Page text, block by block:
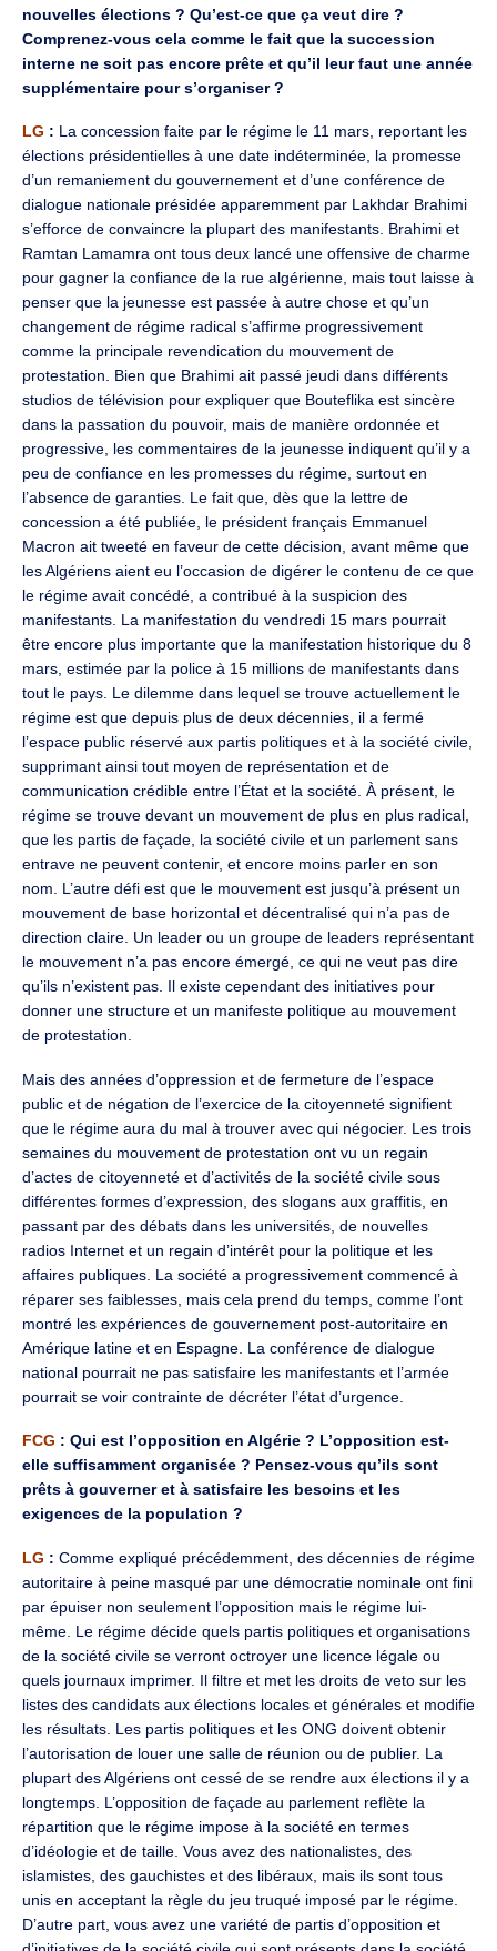
nouvelles élections ? Qu’est-ce que ça veut dire ?
Comprenez-vous cela comme le fait que la succession
interne ne soit pas encore prête et qu’il leur faut une année
supplémentaire pour s’organiser ?
LG : La concession faite par le régime le 11 mars, reportant les
élections présidentielles à une date indéterminée, la promesse
d’un remaniement du gouvernement et d’une conférence de
dialogue nationale présidée apparemment par Lakhdar Brahimi
s’efforce de convaincre la plupart des manifestants. Brahimi et
Ramtan Lamamra ont tous deux lancé une offensive de charme
pour gagner la confiance de la rue algérienne, mais tout laisse à
penser que la jeunesse est passée à autre chose et qu’un
changement de régime radical s’affirme progressivement
comme la principale revendication du mouvement de
protestation. Bien que Brahimi ait passé jeudi dans différents
studios de télévision pour expliquer que Bouteflika est sincère
dans la passation du pouvoir, mais de manière ordonnée et
progressive, les commentaires de la jeunesse indiquent qu’il y a
peu de confiance en les promesses du régime, surtout en
l’absence de garanties. Le fait que, dès que la lettre de
concession a été publiée, le président français Emmanuel
Macron ait tweeté en faveur de cette décision, avant même que
les Algériens aient eu l’occasion de digérer le contenu de ce que
le régime avait concédé, a contribué à la suspicion des
manifestants. La manifestation du vendredi 15 mars pourrait
être encore plus importante que la manifestation historique du 8
mars, estimée par la police à 15 millions de manifestants dans
tout le pays. Le dilemme dans lequel se trouve actuellement le
régime est que depuis plus de deux décennies, il a fermé
l’espace public réservé aux partis politiques et à la société civile,
supprimant ainsi tout moyen de représentation et de
communication crédible entre l’État et la société. À présent, le
régime se trouve devant un mouvement de plus en plus radical,
que les partis de façade, la société civile et un parlement sans
entrave ne peuvent contenir, et encore moins parler en son
nom. L’autre défi est que le mouvement est jusqu’à présent un
mouvement de base horizontal et décentralisé qui n’a pas de
direction claire. Un leader ou un groupe de leaders représentant
le mouvement n’a pas encore émergé, ce qui ne veut pas dire
qu’ils n’existent pas. Il existe cependant des initiatives pour
donner une structure et un manifeste politique au mouvement
de protestation.
Mais des années d’oppression et de fermeture de l’espace
public et de négation de l’exercice de la citoyenneté signifient
que le régime aura du mal à trouver avec qui négocier. Les trois
semaines du mouvement de protestation ont vu un regain
d’actes de citoyenneté et d’activités de la société civile sous
différentes formes d’expression, des slogans aux graffitis, en
passant par des débats dans les universités, de nouvelles
radios Internet et un regain d’intérêt pour la politique et les
affaires publiques. La société a progressivement commencé à
réparer ses faiblesses, mais cela prend du temps, comme l’ont
montré les expériences de gouvernement post-autoritaire en
Amérique latine et en Espagne. La conférence de dialogue
national pourrait ne pas satisfaire les manifestants et l’armée
pourrait se voir contrainte de décréter l’état d’urgence.
FCG : Qui est l’opposition en Algérie ? L’opposition est-
elle suffisamment organisée ? Pensez-vous qu’ils sont
prêts à gouverner et à satisfaire les besoins et les
exigences de la population ?
LG : Comme expliqué précédemment, des décennies de régime
autoritaire à peine masqué par une démocratie nominale ont fini
par épuiser non seulement l’opposition mais le régime lui-
même. Le régime décide quels partis politiques et organisations
de la société civile se verront octroyer une licence légale ou
quels journaux imprimer. Il filtre et met les droits de veto sur les
listes des candidats aux élections locales et générales et modifie
les résultats. Les partis politiques et les ONG doivent obtenir
l’autorisation de louer une salle de réunion ou de publier. La
plupart des Algériens ont cessé de se rendre aux élections il y a
longtemps. L’opposition de façade au parlement reflète la
répartition que le régime impose à la société en termes
d’idéologie et de taille. Vous avez des nationalistes, des
islamistes, des gauchistes et des libéraux, mais ils sont tous
unis en acceptant la règle du jeu truqué imposé par le régime.
D’autre part, vous avez une variété de partis d’opposition et